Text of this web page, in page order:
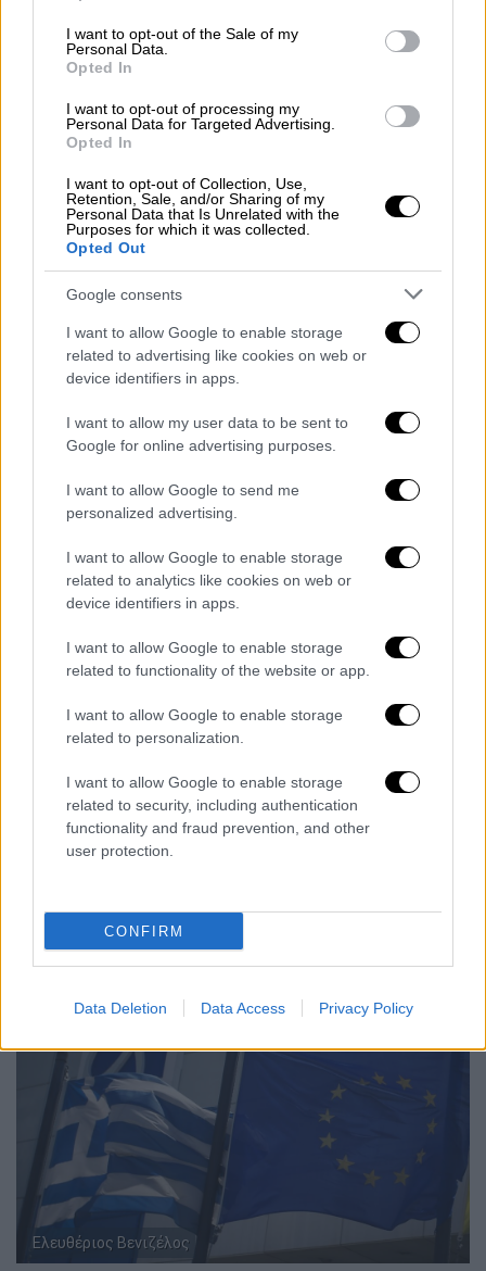
use your data for below specified purposes in below Google
consent section.
I want to opt-out of the Sale of my
Personal Data.
Opted In
I want to opt-out of processing my
Personal Data for Targeted Advertising.
Opted In
I want to opt-out of Collection, Use,
Retention, Sale, and/or Sharing of my
Personal Data that Is Unrelated with the
Purposes for which it was collected.
Opted Out
Google consents
I want to allow Google to enable storage
related to advertising like cookies on web or
device identifiers in apps.
I want to allow my user data to be sent to
Google for online advertising purposes.
I want to allow Google to send me
personalized advertising.
I want to allow Google to enable storage
related to analytics like cookies on web or
device identifiers in apps.
I want to allow Google to enable storage
related to functionality of the website or app.
I want to allow Google to enable storage
related to personalization.
I want to allow Google to enable storage
related to security, including authentication
functionality and fraud prevention, and other
user protection.
CONFIRM
Data Deletion Data Access Privacy Policy
μοντέλο
Σύμφωνα με τον Γιώργο Δημητριάδη,
διευθυντή επιχειρηματικής μονάδας
συστημάτων πληροφορικής &
Αθηνών, Ελευθέριος Βενιζέλος, με
καινοτόμες ιδέες στο πλαίσιο της διαρκούς
βελτίωσης των υπηρεσιών του προς το
ταξιδιωτικό κοινό, συνεργάσθηκε με μια
πρωτοπόρο ελληνική startup, την Toorbee,
για να δημιουργήσει την πρώτη εφαρμογή
στην Ελλάδα που απευθύνεται αποκλειστικά
στους Κινέζους ταξιδιώτες. Έτσι
ευελπιστούμε ότι θα διευκολύνουμε την
παραμονή τους εδώ και θα τους
αξιοποιήσουν υπηρεσίες και ευκαιρίες στα
καταστήματα του αεροδρομίου αλλά και
στην πόλη της Αθήνας».
O Γιώργος Παπαχρήστου, CEO της Toorbee,
δήλωσε επίσης: «Η στρατηγική συνεργασία
με τον ΔΑΑ, Ελευθέριος Βενιζέλος, μέσω
του launch του AIA-Toorbee Wechat Mini
App, δείχνει την καινοτομία και το όραμα της
διοίκησης του αεροδρομίου να γίνει ένα από
τα πρώτα China-ready αεροδρόμια της
Ευρώπης και παράλληλα αποτελεί ψήφο
εμπιστοσύνης στις τεχνολογικές λύσεις και
στο επιχειρηματικό μοντέλο της Toorbee.
συνεργασίας μας με τον ΔΑΑ και σε άλλα
ευρωπαϊκά αεροδρόμια».
Ελευθέριος Βενιζέλος